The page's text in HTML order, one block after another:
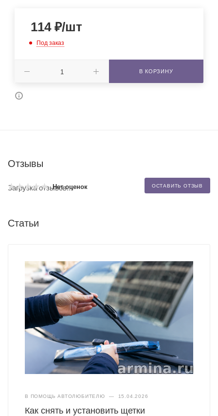
114₽/шт
Под заказ
В КОРЗИНУ
Отзывы
Нет оценок ОСТАВИТЬ ОТЗЫВ
Загрузка отзывов...
Статьи
В ПОМОЩЬ АВТОЛЮБИТЕЛЮ — 15.04.2026
Как снять и установить щетки